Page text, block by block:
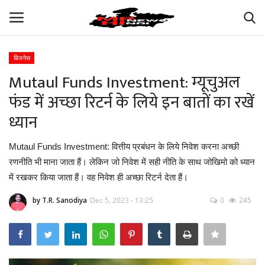
अपना मध्य प्रदेश
ऑटोमोबाइल
बिजनेस
मनोरंजन
खेल
बिजनेस
Mutaul Funds Investment: म्यूचुअल
फंड में अच्छा रिटर्न के लिये इन बातों का रखें
ध्यान
Mutaul Funds Investment: वित्तीय प्रबंधन के लिये निवेश करना अच्छी
रणनीति भी माना जाता हैं। लेकिन जो निवेश में सही नीति के साथ जोखिमो को ध्यान
में रखकर किया जाता हैं। वह निवेश ही अच्छा रिटर्न देता हैं।
by T.R. Sanodiya Dec 5, 2023 - 13:25 0 245